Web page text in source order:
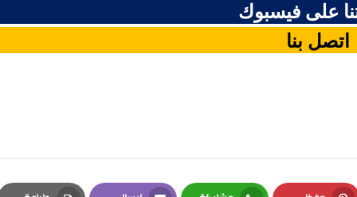
على فيسبوك
اتصل بنا